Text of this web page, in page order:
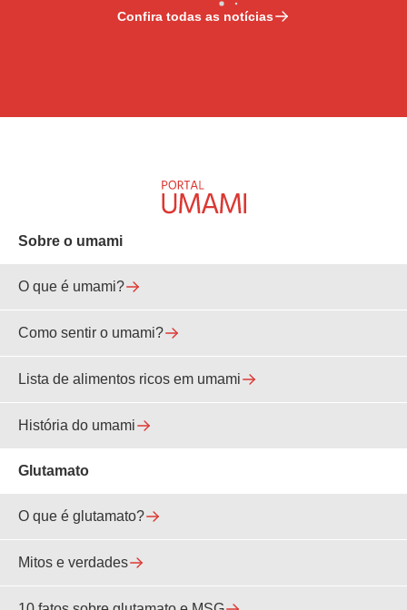
Confira todas as notícias
Sobre o umami
O que é umami?
Como sentir o umami?
Lista de alimentos ricos em umami
História do umami
Glutamato
O que é glutamato?
Mitos e verdades